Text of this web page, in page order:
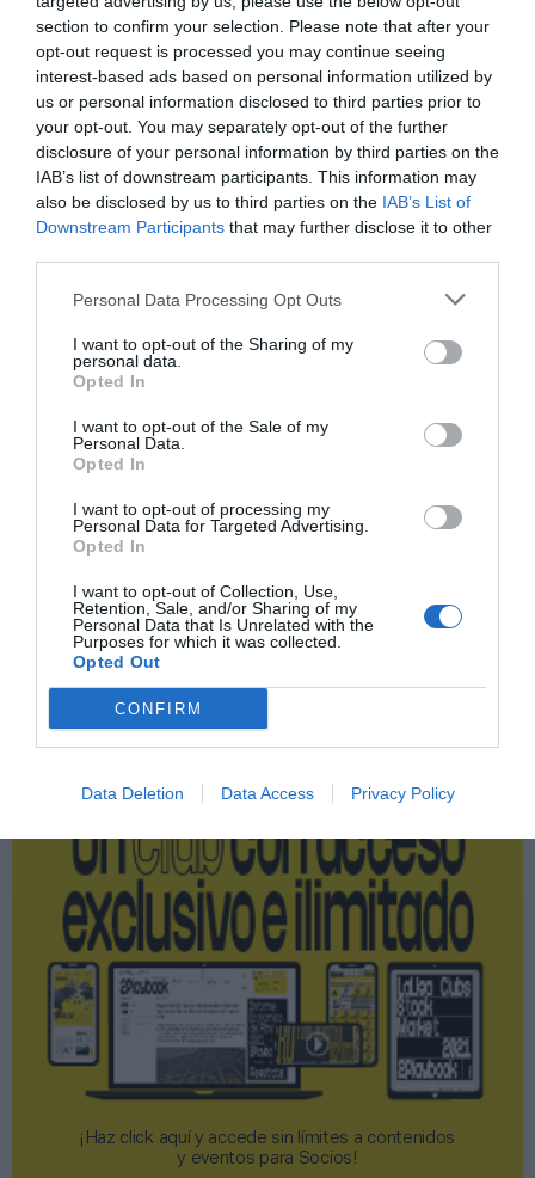
section to confirm your selection. Please note that after your
opt-out request is processed you may continue seeing
interest-based ads based on personal information utilized by
us or personal information disclosed to third parties prior to
your opt-out. You may separately opt-out of the further
disclosure of your personal information by third parties on the
IAB’s list of downstream participants. This information may
also be disclosed by us to third parties on the IAB’s List of
Downstream Participants that may further disclose it to other
Personal Data Processing Opt Outs
I want to opt-out of the Sharing of my
personal data.
Opted In
I want to opt-out of the Sale of my
Personal Data.
Opted In
I want to opt-out of processing my
Personal Data for Targeted Advertising.
Opted In
I want to opt-out of Collection, Use,
Retention, Sale, and/or Sharing of my
Personal Data that Is Unrelated with the
Purposes for which it was collected.
Opted Out
CONFIRM
Data Deletion Data Access Privacy Policy
Índex2P
Nombramiento
Copa América de vela
realizar una aportación de un millónde euros cada
una si no se logra cubrir ese importe con la explotación
comercial de la prueba náutica.
Añadir 2Playbookcomo fuente preferida de Google
de forma gratuita
Mantente informado con las últimas noticias de actualidad.
ACTIVAR AHORA
Publicidad
2Playbook Club
¡Haz click aquí y accede sin límites a contenidos
y eventos para Socios!​​​​​​​